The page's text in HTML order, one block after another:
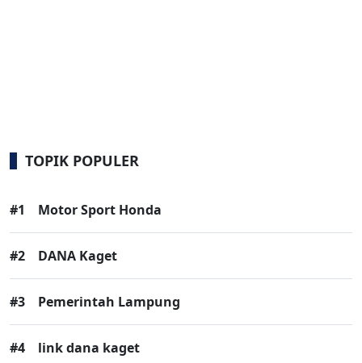
TOPIK POPULER
#1 Motor Sport Honda
#2 DANA Kaget
#3 Pemerintah Lampung
#4 link dana kaget